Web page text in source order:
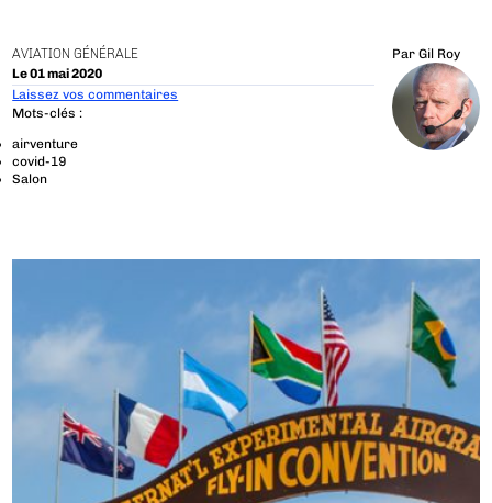
AVIATION GÉNÉRALE
Le 01 mai 2020
Par Gil Roy
Laissez vos commentaires
Mots-clés :
airventure
covid-19
Salon